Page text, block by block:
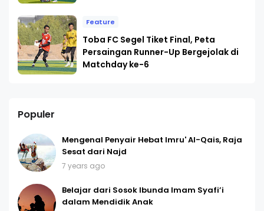
Feature
Toba FC Segel Tiket Final, Peta
Persaingan Runner-Up Bergejolak di
Matchday ke-6
Populer
Mengenal Penyair Hebat Imru' Al-Qais, Raja
Sesat dari Najd
7 years ago
Belajar dari Sosok Ibunda Imam Syafi’i
dalam Mendidik Anak